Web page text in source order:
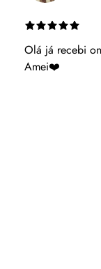
Es muito
acerteza